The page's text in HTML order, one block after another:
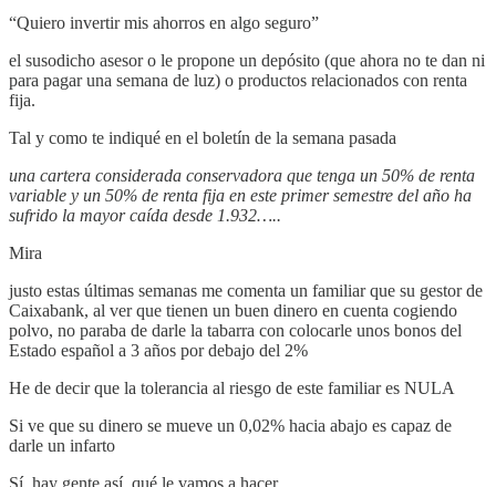
“Quiero invertir mis ahorros en algo seguro”
el susodicho asesor o le propone un depósito (que ahora no te dan ni
para pagar una semana de luz) o productos relacionados con renta
fija.
Tal y como te indiqué en el boletín de la semana pasada
una cartera considerada conservadora que tenga un 50% de renta
variable y un 50% de renta fija en este primer semestre del año ha
sufrido la mayor caída desde 1.932…..
Mira
justo estas últimas semanas me comenta un familiar que su gestor de
Caixabank, al ver que tienen un buen dinero en cuenta cogiendo
polvo, no paraba de darle la tabarra con colocarle unos bonos del
Estado español a 3 años por debajo del 2%
He de decir que la tolerancia al riesgo de este familiar es NULA
Si ve que su dinero se mueve un 0,02% hacia abajo es capaz de
darle un infarto
Sí, hay gente así, qué le vamos a hacer